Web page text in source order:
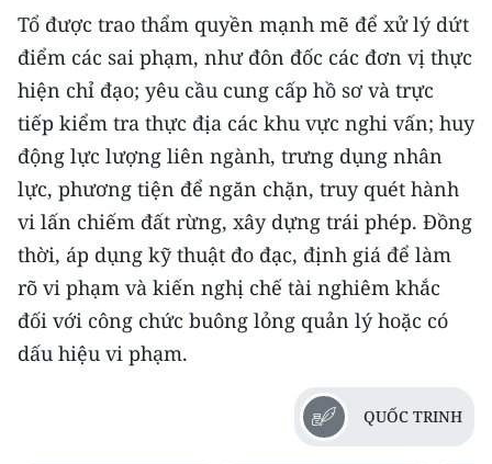
Tổ được trao thẩm quyền mạnh mẽ để xử lý dứt
điểm các sai phạm, như đôn đốc các đơn vị thực
hiện chỉ đạo; yêu cầu cung cấp hồ sơ và trực
tiếp kiểm tra thực địa các khu vực nghi vấn; huy
động lực lượng liên ngành, trưng dụng nhân
lực, phương tiện để ngăn chặn, truy quét hành
vi lấn chiếm đất rừng, xây dựng trái phép. Đồng
thời, áp dụng kỹ thuật đo đạc, định giá để làm
rõ vi phạm và kiến nghị chế tài nghiêm khắc
đối với công chức buông lỏng quản lý hoặc có
dấu hiệu vi phạm.
QUỐC TRINH